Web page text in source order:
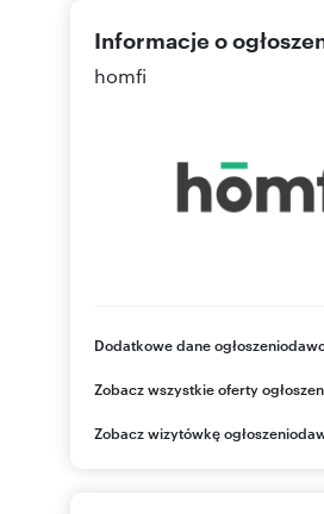
Informacje o
homfi
Dodatkowe dane
Kraków
PL
Zobacz wszystkie oferty
Zobacz wizytówkę